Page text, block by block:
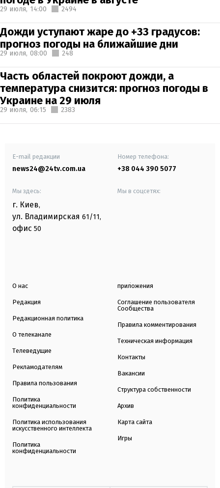
29 июля, 14:00 2494
Дожди уступают жаре до +33 градусов:
прогноз погоды на ближайшие дни
29 июля, 08:00 248
Часть областей покроют дожди, а
температура снизится: прогноз погоды в
Украине на 29 июля
29 июля, 06:15 2383
E-mail редакции
news24@24tv.com.ua
Номер телефона:
+38 044 390 5077
Мы здесь:
г. Киев,
ул. Владимирская 61/11,
офис 50
Мы в соцсетях:
О нас
Редакция
Редакционная политика
О телеканале
Телеведущие
Рекламодателям
Правила пользования
Политика
конфиденциальности
Политика использования
искусственного интеллекта
Политика
конфиденциальности
приложения
Соглашение пользователя
Сообщества
Правила комментирования
Техническая информация
Контакты
Вакансии
Структура собственности
Архив
Карта сайта
Игры